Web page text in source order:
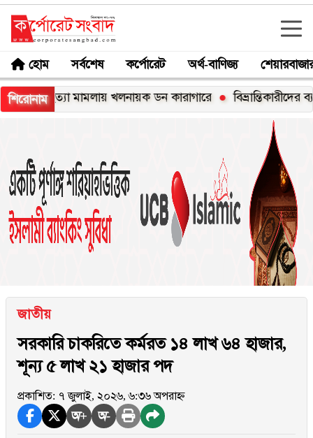
হোম সর্বশেষ কর্পোরেট অর্থ-বাণিজ্য
শিরোনাম
হত্যা মামলায় খলনায়ক ডন কারাগারে বিভ্রান্তিকারীদের ব্যাপারে
জাতীয়
সরকারি চাকরিতে কর্মরত ১৪ লাখ ৬৪ হাজার,
শূন্য ৫ লাখ ২১ হাজার পদ
প্রকাশিত: ৭ জুলাই, ২০২৬, ৬:৩৬ অপরাহ্ন
অ+ অ-